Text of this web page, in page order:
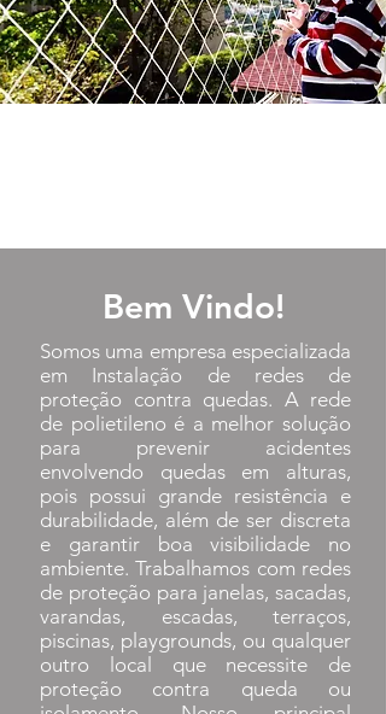
Bem Vindo!
Somos uma empresa especializada
em Instalação de redes de
proteção contra quedas. A rede
de polietileno é a melhor solução
para prevenir acidentes
envolvendo quedas em alturas,
pois possui grande resistência e
durabilidade, além de ser discreta
e garantir boa visibilidade no
ambiente. Trabalhamos com redes
de proteção para janelas, sacadas,
varandas, escadas, terraços,
piscinas, playgrounds, ou qualquer
outro local que necessite de
proteção contra queda ou